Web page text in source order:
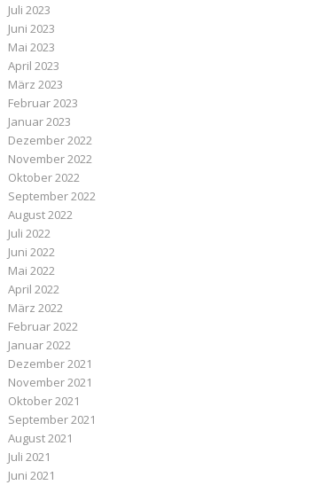
Juli 2023
Juni 2023
Mai 2023
April 2023
März 2023
Februar 2023
Januar 2023
Dezember 2022
November 2022
Oktober 2022
September 2022
August 2022
Juli 2022
Juni 2022
Mai 2022
April 2022
März 2022
Februar 2022
Januar 2022
Dezember 2021
November 2021
Oktober 2021
September 2021
August 2021
Juli 2021
Juni 2021